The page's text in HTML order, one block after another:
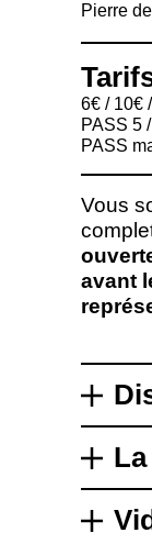
Pierre
6€ / 10€
PASS 5
PASS
Vous
avant